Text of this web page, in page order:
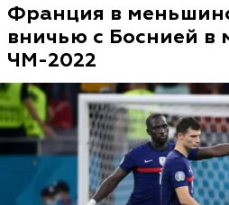
Франция в
вничью с Боснией в
ЧМ-2022